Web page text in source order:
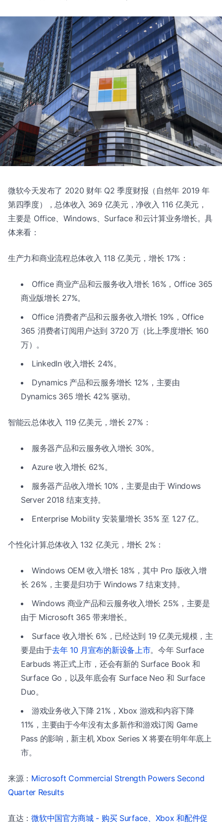
微软今天发布了 2020 财年 Q2 季度财报（自然年 2019 年
第四季度），总体收入 369 亿美元，净收入 116 亿美元，
主要是 Office、Windows、Surface 和云计算业务增长。具
体来看：
生产力和商业流程总体收入 118 亿美元，增长 17%：
Office 商业产品和云服务收入增长 16%，Office 365
商业版增长 27%。
Office 消费者产品和云服务收入增长 19%，Office
365 消费者订阅用户达到 3720 万（比上季度增长 160
万）。
LinkedIn 收入增长 24%。
Dynamics 产品和云服务增长 12%，主要由
Dynamics 365 增长 42% 驱动。
智能云总体收入 119 亿美元，增长 27%：
服务器产品和云服务收入增长 30%。
Azure 收入增长 62%。
服务器产品收入增长 10%，主要是由于 Windows
Server 2018 结束支持。
Enterprise Mobility 安装量增长 35% 至 1.27 亿。
个性化计算总体收入 132 亿美元，增长 2%：
Windows OEM 收入增长 18%，其中 Pro 版收入增
长 26%，主要是归功于 Windows 7 结束支持。
Windows 商业产品和云服务收入增长 25%，主要是
由于 Microsoft 365 带来增长。
Surface 收入增长 6%，已经达到 19 亿美元规模，主
要是由于去年 10 月宣布的新设备上市。今年 Surface
Earbuds 将正式上市，还会有新的 Surface Book 和
Surface Go，以及年底会有 Surface Neo 和 Surface
Duo。
游戏业务收入下降 21%，Xbox 游戏和内容下降
11%，主要由于今年没有太多新作和游戏订阅 Game
Pass 的影响，新主机 Xbox Series X 将要在明年年底上
市。
来源： Microsoft Commercial Strength Powers Second
Quarter Results
直达：微软中国官方商城 - 购买 Surface、Xbox 和配件促